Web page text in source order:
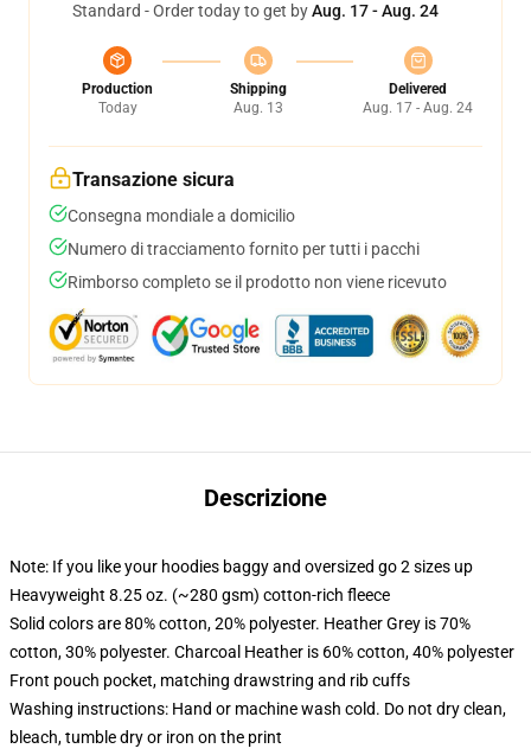
Standard - Order today to get byAug. 17 - Aug. 24
Production
Today
Shipping
Aug. 13
Delivered
Aug. 17 - Aug. 24
Transazione sicura
Consegna mondiale a domicilio
Numero di tracciamento fornito per tutti i pacchi
Rimborso completo se il prodotto non viene ricevuto
Descrizione
Note: If you like your hoodies baggy and oversized go 2 sizes up
Heavyweight 8.25 oz. (~280 gsm) cotton-rich fleece
Solid colors are 80% cotton, 20% polyester. Heather Grey is 70%
cotton, 30% polyester. Charcoal Heather is 60% cotton, 40% polyester
Front pouch pocket, matching drawstring and rib cuffs
Washing instructions: Hand or machine wash cold. Do not dry clean,
bleach, tumble dry or iron on the print